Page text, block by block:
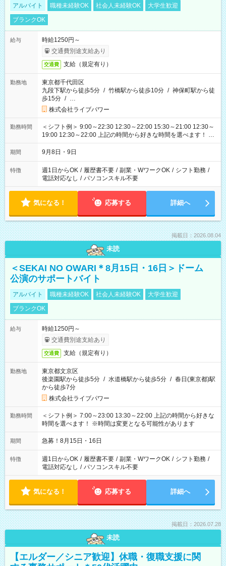
アルバイト 職種未経験OK 社会人未経験OK
大学生歓迎
ブランクOK
給与
時給1250円～
交通費別途支給あり
交通費 支給（規定有り）
勤務地
東京都千代田区
九段下駅から徒歩5分 / 竹橋駅から徒歩10分 / 神保町駅から徒
歩15分 / …
株式会社ライブパワー
勤務時間
＜シフト例＞ 9:00～22:30 12:30～22:00 15:30～21:00 12:30～
19:00 12:30～22:00 上記の時間から好きな時間を選べます！ ※
時間は変更となる可能性があります
期間 9月8日・9日
特徴 週1日からOK / 履歴書不要 / 副業・WワークOK / シフト勤務 /
電話対応なし / パソコンスキル不要
気になる！ 応募する 詳細へ
掲載日：2026.08.04
未読
＜SEKAI NO OWARI＊8月15日・16日＞ドーム
公演のサポートバイト
アルバイト 職種未経験OK 社会人未経験OK
大学生歓迎
ブランクOK
給与
時給1250円～
交通費別途支給あり
交通費 支給（規定有り）
勤務地
東京都文京区
後楽園駅から徒歩5分 / 水道橋駅から徒歩5分 / 春日(東京都)駅
から徒歩7分
株式会社ライブパワー
勤務時間
＜シフト例＞ 7:00～23:00 13:30～22:00 上記の時間から好きな
時間を選べます！ ※時間は変更となる可能性があります
期間 急募！8月15日・16日
特徴 週1日からOK / 履歴書不要 / 副業・WワークOK / シフト勤務 /
電話対応なし / パソコンスキル不要
気になる！ 応募する 詳細へ
掲載日：2026.07.28
未読
【エルダー／シニア歓迎】休職・復職支援に関